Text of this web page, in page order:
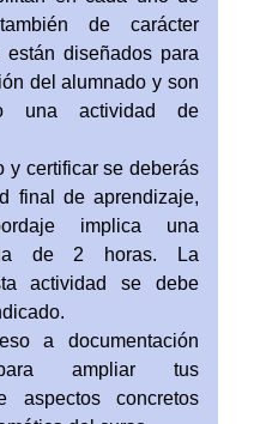
de carácter
diseñados para
del alumnado y son
una actividad de
y certificar se deberás
final de aprendizaje,
implica una
de 2 horas. La
actividad se debe
a documentación
para ampliar tus
aspectos concretos